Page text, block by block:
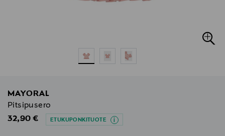
MAYORAL
Pitsipusero
Original Price
32,90 € ETUKUPONKITUOTE